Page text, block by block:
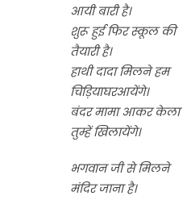
आयी बारी है।
शुरू हुई फिर स्कूल की
तैयारी है।
हाथी दादा मिलने हम
चिड़ियाघरआयेंगे।
बंदर मामा आकर केला
तुम्हें खिलायेंगे।
भगवान जी से मिलने
मंदिर जाना है।